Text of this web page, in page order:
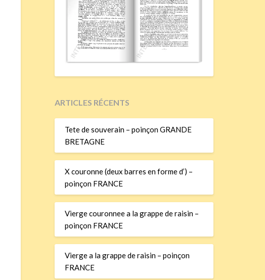
ARTICLES RÉCENTS
Tete de souverain – poinçon GRANDE
BRETAGNE
X couronne (deux barres en forme d’) –
poinçon FRANCE
Vierge couronnee a la grappe de raisin –
poinçon FRANCE
Vierge a la grappe de raisin – poinçon
FRANCE